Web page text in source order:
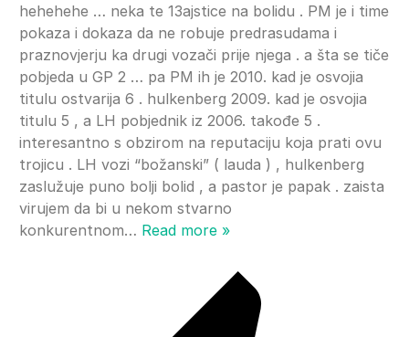
hehehehe … neka te 13ajstice na bolidu . PM je i time
pokaza i dokaza da ne robuje predrasudama i
praznovjerju ka drugi vozači prije njega . a šta se tiče
pobjeda u GP 2 … pa PM ih je 2010. kad je osvojia
titulu ostvarija 6 . hulkenberg 2009. kad je osvojia
titulu 5 , a LH pobjednik iz 2006. takođe 5 .
interesantno s obzirom na reputaciju koja prati ovu
trojicu . LH vozi “božanski” ( lauda ) , hulkenberg
zaslužuje puno bolji bolid , a pastor je papak . zaista
virujem da bi u nekom stvarno
konkurentnom… Read more »